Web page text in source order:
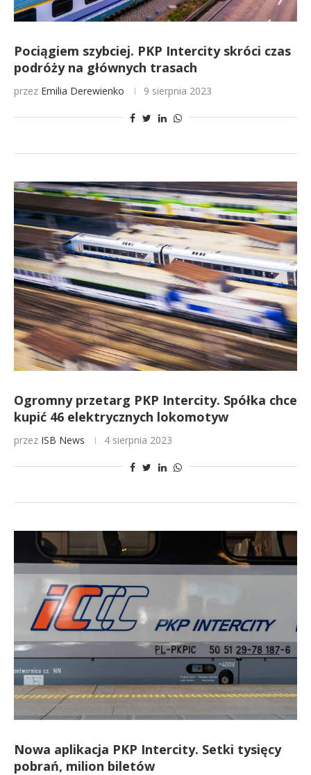
Pociągiem szybciej. PKP Intercity skróci czas
podróży na głównych trasach
przez Emilia Derewienko 9 sierpnia 2023
Ogromny przetarg PKP Intercity. Spółka chce
kupić 46 elektrycznych lokomotyw
przez ISB News 4 sierpnia 2023
Nowa aplikacja PKP Intercity. Setki tysięcy
pobrań, milion biletów